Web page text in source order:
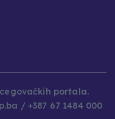
portala.
/ +387 67 1484 000